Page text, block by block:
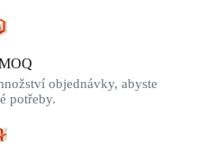
objednávky, abyste
potřeby.